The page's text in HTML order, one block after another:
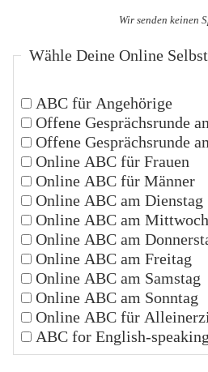
Wir senden keinen
Wähle Deine Online
ABC für Angehörige
Offene Gesprächsrunde
Offene Gesprächsrunde
Online ABC für Frauen
Online ABC für Männer
Online ABC am Dienstag
Online ABC am Mittwoch
Online ABC am
Online ABC am Freitag
Online ABC am Samstag
Online ABC am Sonntag
Online ABC für
ABC for English-